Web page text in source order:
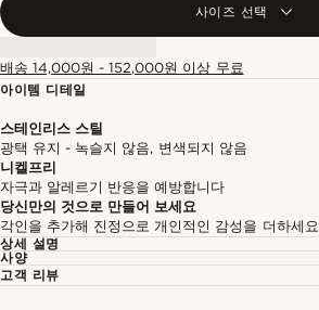
사이즈 선택
배송 14,000원 - 152,000원 이상 무료
아이템 디테일
스테인리스 스틸
광택 유지 - 녹슬지 않음, 변색되지 않음
니켈프리
자극과 알레르기 반응을 예방합니다
당신만의 것으로 만들어 보세요
각인을 추가해 진정으로 개인적인 감성을 더하세요
상세 설명
사양
고객 리뷰